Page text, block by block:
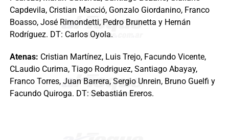
Capdevila, Cristian Macció, Gonzalo Giordanino, Franco
Boasso, José Rimondetti, Pedro Brunetta y Hernán
Rodríguez. DT: Carlos Oyola.
Atenas: Cristian Martínez, Luis Trejo, Facundo Vicente,
CLaudio Curima, Tiago Rodriguez, Santiago Abayay,
Franco Torres, Juan Barrera, Sergio Unrein, Bruno Guelfi y
Facundo Quiroga. DT: Sebastián Ereros.